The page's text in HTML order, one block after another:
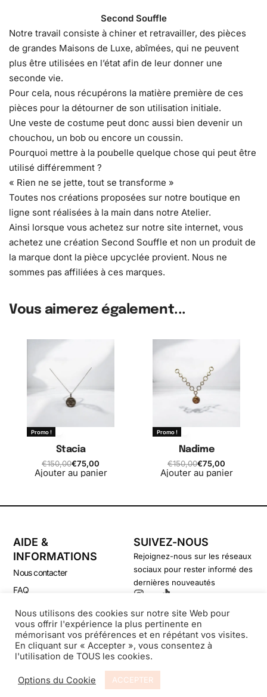
Second Souffle
Notre travail consiste à chiner et retravailler, des pièces
de grandes Maisons de Luxe, abîmées, qui ne peuvent
plus être utilisées en l’état afin de leur donner une
seconde vie.
Pour cela, nous récupérons la matière première de ces
pièces pour la détourner de son utilisation initiale.
Une veste de costume peut donc aussi bien devenir un
chouchou, un bob ou encore un coussin.
Pourquoi mettre à la poubelle quelque chose qui peut être
utilisé différemment ?
« Rien ne se jette, tout se transforme »
Toutes nos créations proposées sur notre boutique en
ligne sont réalisées à la main dans notre Atelier.
Ainsi lorsque vous achetez sur notre site internet, vous
achetez une création Second Souffle et non un produit de
la marque dont la pièce upcyclée provient. Nous ne
sommes pas affiliées à ces marques.
Vous aimerez également...
Promo !
Stacia
€150,00€75,00
Ajouter au panier
Promo !
Nadime
€150,00€75,00
Ajouter au panier
AIDE &
INFORMATIONS
Nous contacter
FAQ
CGV
Politique de confidentialité
SUIVEZ-NOUS
Rejoignez-nous sur les réseaux
sociaux pour rester informé des
dernières nouveautés
© Secondsouffle-Boutique.fr
Nous utilisons des cookies sur notre site Web pour
vous offrir l'expérience la plus pertinente en
mémorisant vos préférences et en répétant vos visites.
En cliquant sur « Accepter », vous consentez à
l'utilisation de TOUS les cookies.
Options du Cookie ACCEPTER